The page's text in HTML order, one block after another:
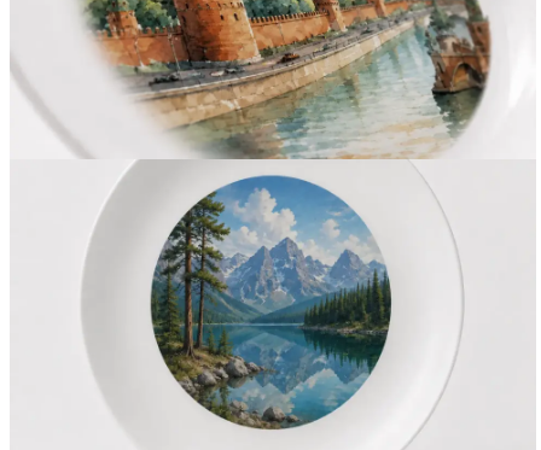
Вакансии
О компании
Написать директору
Арендодателям
Портфолио
Франшиза